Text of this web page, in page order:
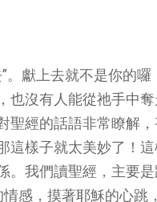
。獻上去就不是你的囉
沒有人能從祂手中奪
聖經的話語非常瞭解
樣子就太美妙了！這
。我們讀聖經，主要是
感，摸著耶穌的心跳